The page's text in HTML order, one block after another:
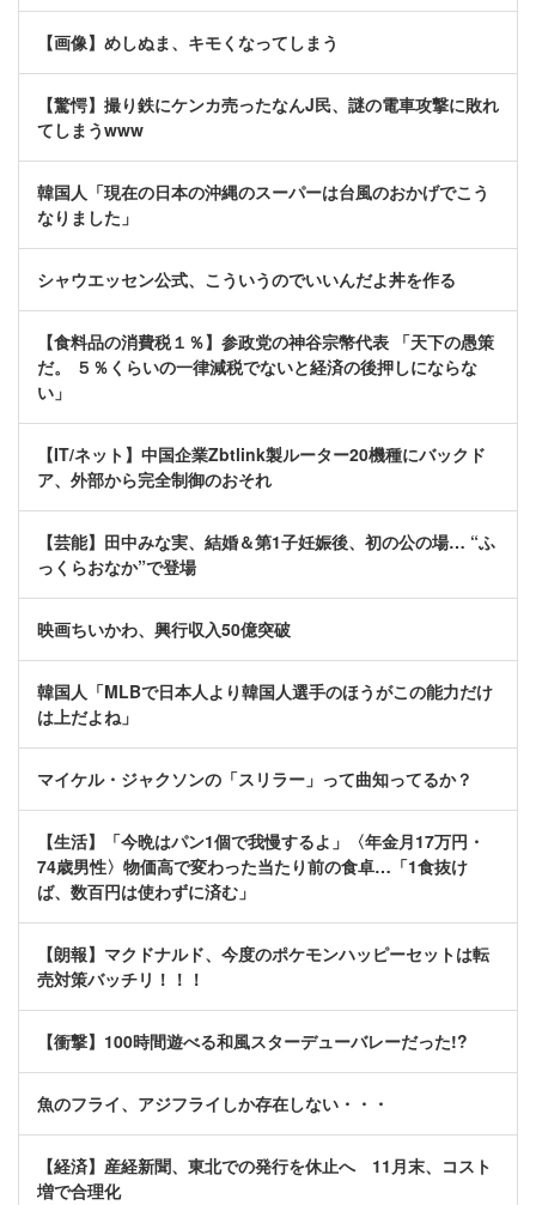
【画像】めしぬま、キモくなってしまう
【驚愕】撮り鉄にケンカ売ったなんJ民、謎の電車攻撃に敗れ
てしまうwww
韓国人「現在の日本の沖縄のスーパーは台風のおかげでこう
なりました」
シャウエッセン公式、こういうのでいいんだよ丼を作る
【食料品の消費税１％】参政党の神谷宗幣代表 「天下の愚策
だ。 ５％くらいの一律減税でないと経済の後押しにならな
い」
【IT/ネット】中国企業Zbtlink製ルーター20機種にバックド
ア、外部から完全制御のおそれ
【芸能】田中みな実、結婚＆第1子妊娠後、初の公の場… “ふ
っくらおなか”で登場
映画ちいかわ、興行収入50億突破
韓国人「MLBで日本人より韓国人選手のほうがこの能力だけ
は上だよね」
マイケル・ジャクソンの「スリラー」って曲知ってるか？
【生活】「今晩はパン1個で我慢するよ」〈年金月17万円・
74歳男性〉物価高で変わった当たり前の食卓…「1食抜け
ば、数百円は使わずに済む」
【朗報】マクドナルド、今度のポケモンハッピーセットは転
売対策バッチリ！！！
【衝撃】100時間遊べる和風スターデューバレーだった!?
魚のフライ、アジフライしか存在しない・・・
【経済】産経新聞、東北での発行を休止へ 11月末、コスト
増で合理化